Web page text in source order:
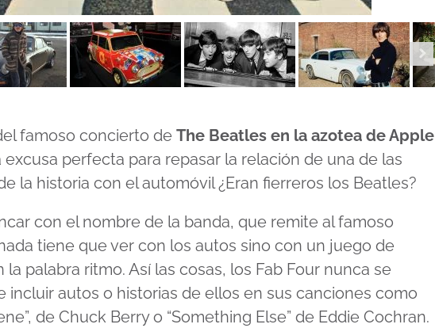
famoso concierto de The Beatles en la azotea de Apple
excusa perfecta para repasar la relación de una de las
la historia con el automóvil ¿Eran fierreros los Beatles?
con el nombre de la banda, que remite al famoso
tiene que ver con los autos sino con un juego de
palabra ritmo. Así las cosas, los Fab Four nunca se
incluir autos o historias de ellos en sus canciones como
de Chuck Berry o “Something Else” de Eddie Cochran.